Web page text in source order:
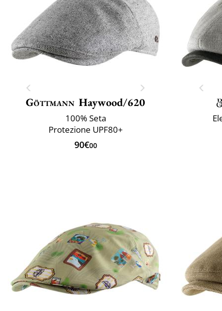
Göttmann Haywood/620
100% Seta
Protezione UPF80+
90€00